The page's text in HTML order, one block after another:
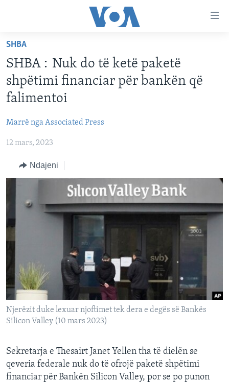
faqen
kryesore
Kalo
tek
faqja
Kalo
tek
FAQJA KRYESORE
KATEGORITË
AMERIKA
EVROPA
BOTA
MJEDISI
SHKENCË DHE TEKNOLOGJI
SHËNDETËSI
DITARI
Learning English
FOLLOW US
SHBA
SHBA : Nuk do të ketë paketë
shpëtimi financiar për bankën që
falimentoi
Marrë nga Associated Press
12 mars, 2023
Ndajeni
Njerëzit duke lexuar njoftimet tek dera e degës së Bankës
Silicon Valley (10 mars 2023)
Sekretarja e Thesairt Janet Yellen tha të dielën se
qeveria federale nuk do të ofrojë paketë shpëtimi
financiar për Bankën Silicon Valley, por se po punon